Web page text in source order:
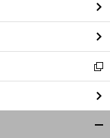
ド
ウ
で
開
く
新
し
い
ウ
ィ